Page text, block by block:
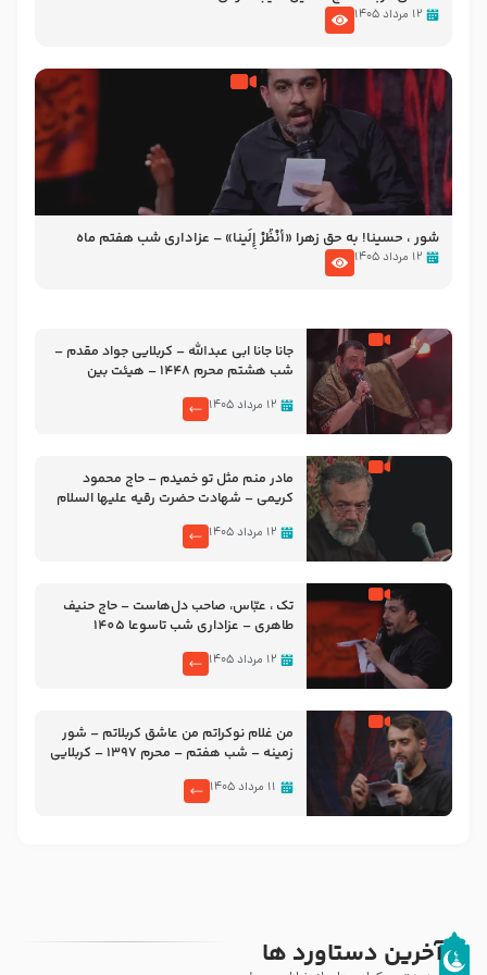
۱۲ مرداد ۱۴۰۵
شور ، حسینا! به‌ حق زهرا «أُنْظُرْ إِلَینا» – عزاداری شب هفتم ماه
محرّم 1405
۱۲ مرداد ۱۴۰۵
جانا جانا ابی عبدالله – کربلایی جواد مقدم –
شب هشتم محرم 1448 – هیئت بین
۱۲ مرداد ۱۴۰۵
مادر منم مثل تو خمیدم – حاج محمود
کریمی – شهادت حضرت رقیه علیها السلام
۱۲ مرداد ۱۴۰۵
تک ، عبّاس، صاحب دل‌هاست – حاج حنیف
طاهری – عزاداری شب تاسوعا 1405
۱۲ مرداد ۱۴۰۵
من غلام نوکراتم من عاشق کربلاتم – شور
زمینه – شب هفتم – محرم 1397 – کربلایی
۱۱ مرداد ۱۴۰۵
آخرین دستاورد ها